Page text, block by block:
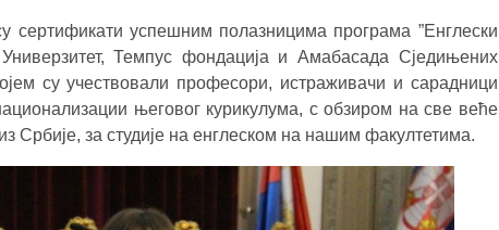
сертификати успешним полазницима програма ”Енглески
Универзитет, Темпус фондација и Амабасада Сједињених
су учествовали професори, истраживачи и сарадници
његовог курикулума, с обзиром на све веће
Србије, за студије на енглеском на нашим факултетима.